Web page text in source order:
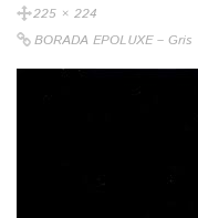
225 × 224
BORADA EPOLUXE – Gris